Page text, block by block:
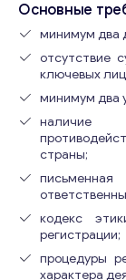
Основные
минимум два
отсутствие
ключевых
минимум два
наличие
страны;
кодекс
регистрации;
процедуры
характера